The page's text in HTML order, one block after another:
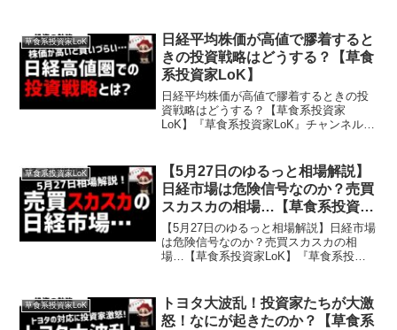
おります。投資や副業、スキルアップし
たいビジネスパーソ...
草食系投資家LoK
日経平均株価が高値で膠着すると
きの投資戦略はどうする？【草食
系投資家LoK】
日経平均株価が高値で膠着するときの投
資戦略はどうする？【草食系投資家
LoK】『草食系投資家LoK』チャンネルと
おります。投資や副業、スキルアップし
たいビジネスパーソンの...
草食系投資家LoK
【5月27日のゆるっと相場解説】
日経市場は危険信号なのか？売買
スカスカの相場…【草食系投資家
LoK】
【5月27日のゆるっと相場解説】日経市場
は危険信号なのか？売買スカスカの相
場…【草食系投資家LoK】『草食系投資
わかりやすく発信しております。投資や
副業、スキルアップ...
草食系投資家LoK
トヨタ大波乱！投資家たちが大激
怒！なにが起きたのか？【草食系